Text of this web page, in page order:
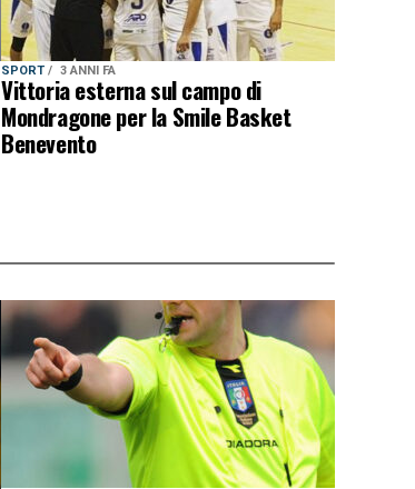
SPORT 3 ANNI FA
Vittoria esterna sul campo di
Mondragone per la Smile Basket
Benevento